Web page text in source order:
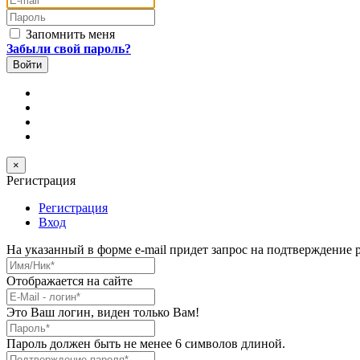
Пароль
Запомнить меня
Забыли свой пароль?
×
Регистрация
Регистрация
Вход
На указанный в форме e-mail придет запрос на подтверждение
Имя/Ник
Отображается на сайте
E-Mail *
Это Ваш логин, виден только Вам!
Пароль*
Пароль должен быть не менее 6 символов длиной.
Подтверждение пароля